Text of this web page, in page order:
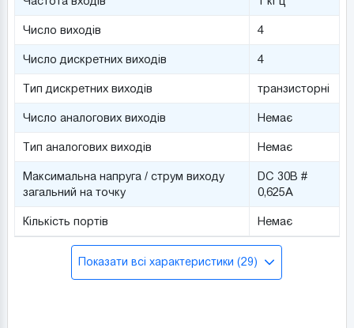
Число виходів 4
Число дискретних виходів 4
Тип дискретних виходів транзисторні
Число аналогових виходів Немає
Тип аналогових виходів Немає
Максимальна напруга / струм виходу
загальний на точку
DC 30В #
0,625А
Кількість портів Немає
Показати всі характеристики (29)